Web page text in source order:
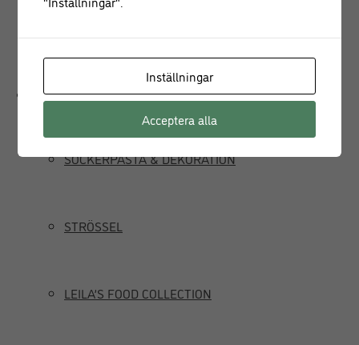
Delikatesser
SOCKERPASTA & DEKORATION
STRÖSSEL
LEILA’S FOOD COLLECTION
Inställningar
Acceptera alla